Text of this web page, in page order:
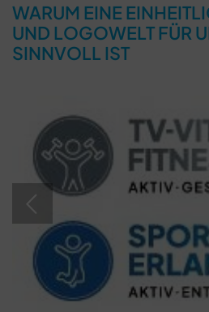
WARUM EINE
UND LOGOWELT FÜR
SINNVOLL IST